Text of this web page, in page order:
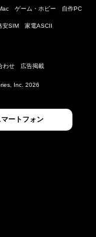
ゲーム・ホビー 自作PC
安SIM 家電ASCII
わせ 広告掲載
Inc. 2026
マートフォン